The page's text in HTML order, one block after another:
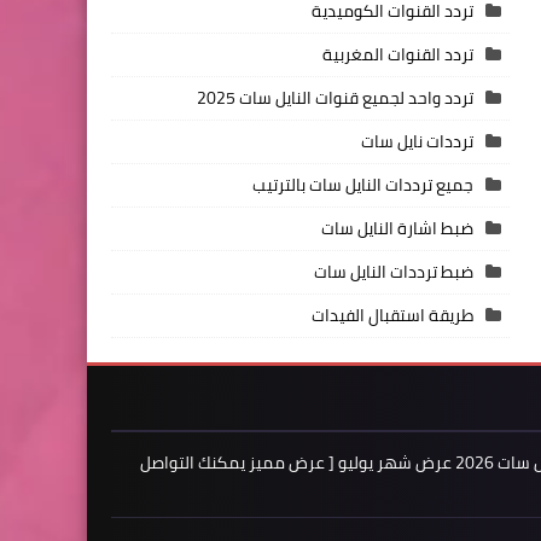
تردد القنوات الكوميدية
تردد القنوات المغربية
تردد واحد لجميع قنوات النايل سات 2025
ترددات نايل سات
جميع ترددات النايل سات بالترتيب
ضبط اشارة النايل سات
ضبط ترددات النايل سات
طريقة استقبال الفيدات
اعلن لدينا فى مدونة ترددات النايل سات 2026 عرض شهر يوليو [ عرض مميز يمكنك التواصل